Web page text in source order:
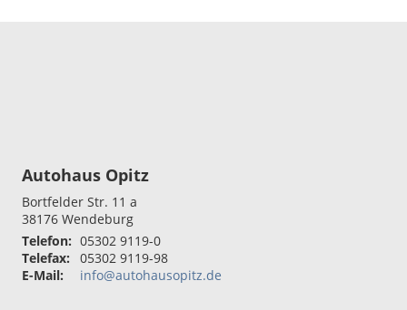
Autohaus Opitz
Bortfelder Str. 11 a
38176 Wendeburg
Telefon: 05302 9119-0
Telefax:
05302 9119-98
E-Mail:
info@autohausopitz.de